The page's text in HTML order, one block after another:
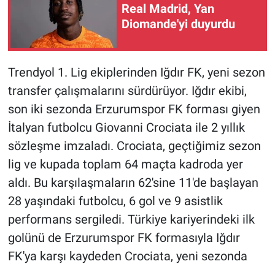
Real Madrid, Yan
Diomande'yi duyurdu
Trendyol 1. Lig ekiplerinden Iğdır FK, yeni sezon
transfer çalışmalarını sürdürüyor. Iğdır ekibi,
son iki sezonda Erzurumspor FK forması giyen
İtalyan futbolcu Giovanni Crociata ile 2 yıllık
sözleşme imzaladı. Crociata, geçtiğimiz sezon
lig ve kupada toplam 64 maçta kadroda yer
aldı. Bu karşılaşmaların 62'sine 11'de başlayan
28 yaşındaki futbolcu, 6 gol ve 9 asistlik
performans sergiledi. Türkiye kariyerindeki ilk
golünü de Erzurumspor FK formasıyla Iğdır
FK'ya karşı kaydeden Crociata, yeni sezonda